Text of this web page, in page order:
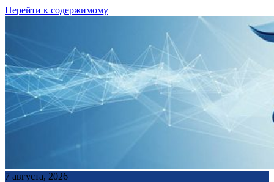
Перейти к содержимому
7 августа, 2026